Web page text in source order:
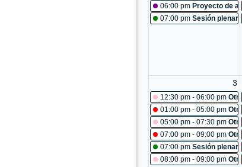
06:00 pm Proyecto de
07:00 pm Sesión
3
12:30 pm - 06:00 pm
01:00 pm - 05:00 pm
05:00 pm - 07:30 pm
07:00 pm - 09:00 pm
07:00 pm Sesión
08:00 pm - 09:00 pm